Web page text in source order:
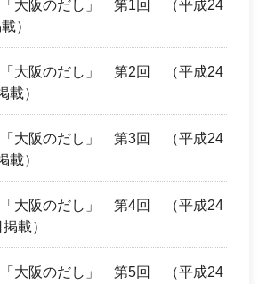
「大阪のだし」 第1回 （平成24
）
「大阪のだし」 第2回 （平成24
載）
「大阪のだし」 第3回 （平成24
載）
「大阪のだし」 第4回 （平成24
載）
「大阪のだし」 第5回 （平成24